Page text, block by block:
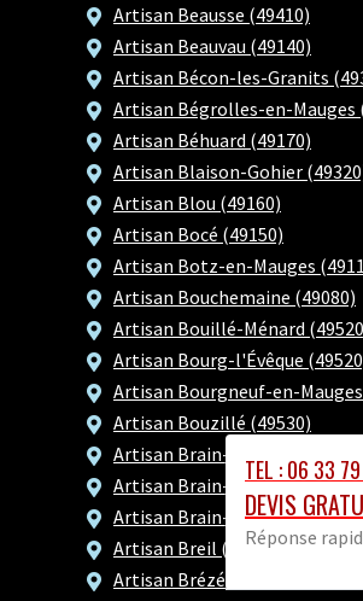
Artisan Beausse (49410)
Artisan Beauvau (49140)
Artisan Bécon-les-Granits
Artisan Bégrolles-en-Mauges
Artisan Béhuard (49170)
Artisan Blaison-Gohier
Artisan Blou (49160)
Artisan Bocé (49150)
Artisan Botz-en-Mauges
Artisan Bouchemaine (49080)
Artisan Bouillé-Ménard
Artisan Bourg-l'Évêque
Artisan Bourgneuf-en-
Artisan Bouzillé (49530)
Artisan Brain-sur-Allonnes
Artisan Brain-sur-l'Authion
Artisan Brain-sur-Longuenée
Artisan Breil (49490)
Artisan Brézé (49260)
TEL : 06 33
DEVIS
Réponse